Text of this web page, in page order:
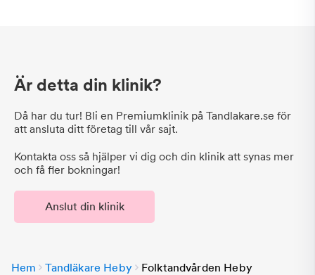
Är detta din klinik?
Då har du tur! Bli en Premiumklinik på Tandlakare.se för
att ansluta ditt företag till vår sajt.
Kontakta oss så hjälper vi dig och din klinik att synas mer
och få fler bokningar!
Anslut din klinik
Hem Tandläkare Heby Folktandvården Heby